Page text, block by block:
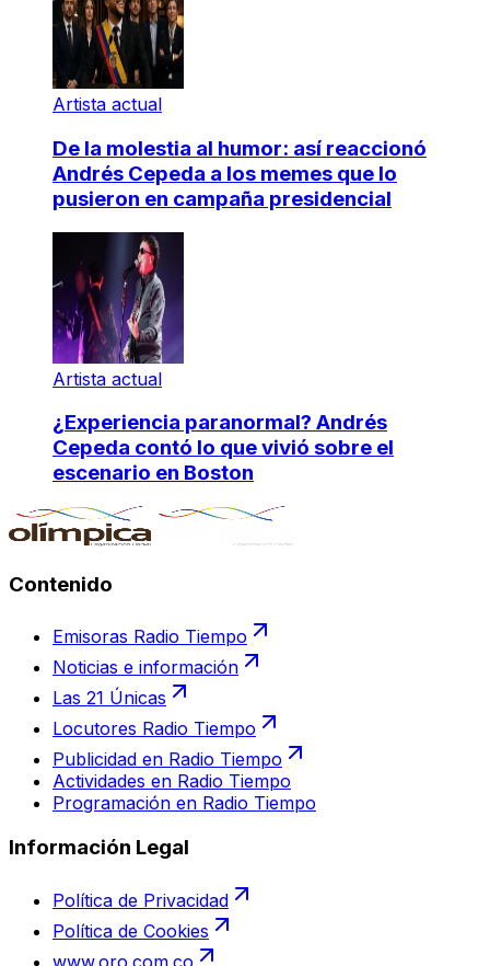
Artista actual
De la molestia al humor: así reaccionó
Andrés Cepeda a los memes que lo
pusieron en campaña presidencial
Artista actual
¿Experiencia paranormal? Andrés
Cepeda contó lo que vivió sobre el
escenario en Boston
Contenido
Emisoras Radio Tiempo
Noticias e información
Las 21 Únicas
Locutores Radio Tiempo
Publicidad en Radio Tiempo
Actividades en Radio Tiempo
Programación en Radio Tiempo
Información Legal
Política de Privacidad
Política de Cookies
www.oro.com.co